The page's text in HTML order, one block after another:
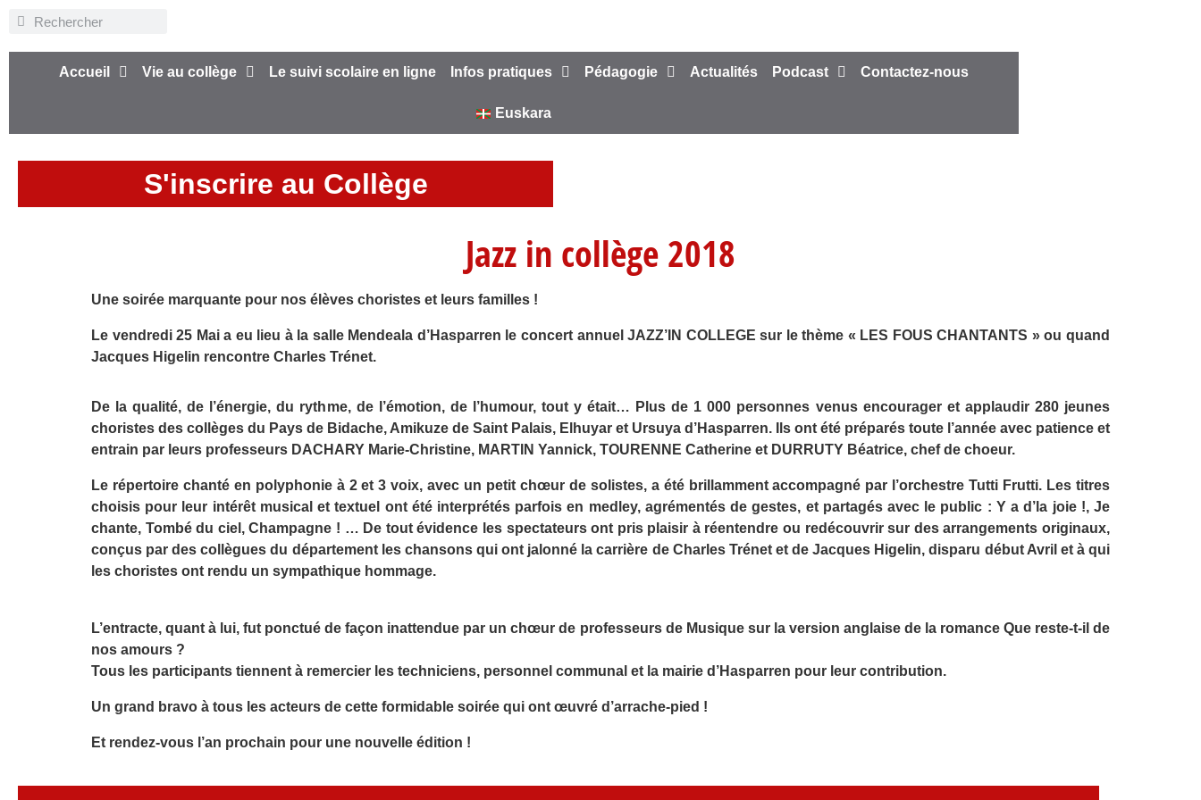
Accueil Vie au collège Le suivi scolaire en ligne Infos pratiques Pédagogie Actualités Podcast Contactez-nous
Euskara
S'inscrire au Collège
Jazz in collège 2018
Une soirée marquante pour nos élèves choristes et leurs familles !
Le vendredi 25 Mai a eu lieu à la salle Mendeala d’Hasparren le concert annuel JAZZ’IN COLLEGE sur le thème « LES FOUS CHANTANTS » ou quand
Jacques Higelin rencontre Charles Trénet.
De la qualité, de l’énergie, du rythme, de l’émotion, de l’humour, tout y était… Plus de 1 000 personnes venus encourager et applaudir 280 jeunes
choristes des collèges du Pays de Bidache, Amikuze de Saint Palais, Elhuyar et Ursuya d’Hasparren. Ils ont été préparés toute l’année avec patience et
entrain par leurs professeurs DACHARY Marie-Christine, MARTIN Yannick, TOURENNE Catherine et DURRUTY Béatrice, chef de choeur.
Le répertoire chanté en polyphonie à 2 et 3 voix, avec un petit chœur de solistes, a été brillamment accompagné par l’orchestre Tutti Frutti. Les titres
choisis pour leur intérêt musical et textuel ont été interprétés parfois en medley, agrémentés de gestes, et partagés avec le public : Y a d’la joie !, Je
chante, Tombé du ciel, Champagne ! … De tout évidence les spectateurs ont pris plaisir à réentendre ou redécouvrir sur des arrangements originaux,
conçus par des collègues du département les chansons qui ont jalonné la carrière de Charles Trénet et de Jacques Higelin, disparu début Avril et à qui
les choristes ont rendu un sympathique hommage.
L’entracte, quant à lui, fut ponctué de façon inattendue par un chœur de professeurs de Musique sur la version anglaise de la romance Que reste-t-il de
nos amours ?
Tous les participants tiennent à remercier les techniciens, personnel communal et la mairie d’Hasparren pour leur contribution.
Un grand bravo à tous les acteurs de cette formidable soirée qui ont œuvré d’arrache-pied !
Et rendez-vous l’an prochain pour une nouvelle édition !